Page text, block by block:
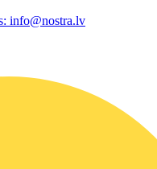
info@nostra.lv